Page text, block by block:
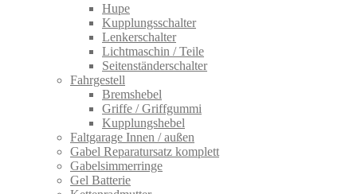
Hupe
Kupplungsschalter
Lenkerschalter
Lichtmaschin / Teile
Seitenständerschalter
Fahrgestell
Bremshebel
Griffe / Griffgummi
Kupplungshebel
Faltgarage Innen / außen
Gabel Reparatursatz komplett
Gabelsimmerringe
Gel Batterie